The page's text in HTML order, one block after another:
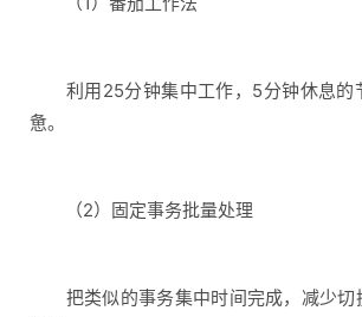
利用25分钟集中工作，5分钟休息的
惫。
（2）固定事务批量处理
把类似的事务集中时间完成，减少切